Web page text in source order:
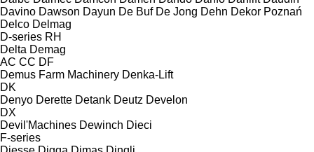
Davino Dawson Dayun De Buf De Jong Dehn Dekor Poznań
Delco Delmag
D-series RH
Delta Demag
AC CC DF
Demus Farm Machinery Denka-Lift
DK
Denyo Derette Detank Deutz Develon
DX
Devil'Machines Dewinch Dieci
F-series